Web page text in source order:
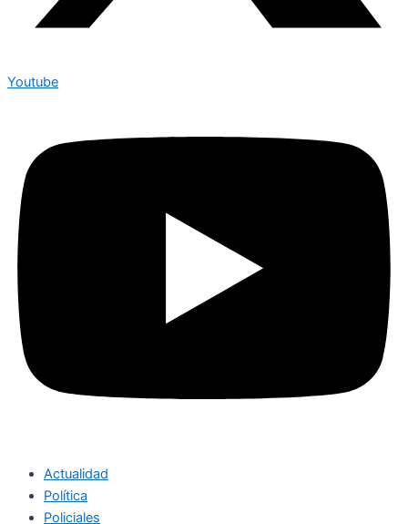
Youtube
Actualidad
Política
Policiales